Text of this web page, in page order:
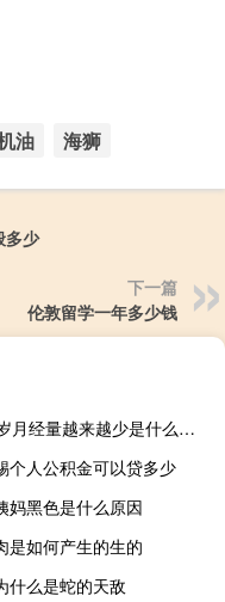
油 海狮
多少
下一篇
伦敦留学一年多少钱
31岁月经量越来越少是什么原因
个人公积金可以贷多少
妈黑色是什么原因
是如何产生的生的
什么是蛇的天敌